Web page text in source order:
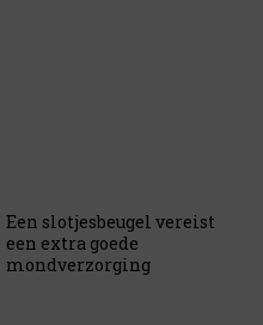
Een slotjesbeugel vereist
een extra goede
mondverzorging